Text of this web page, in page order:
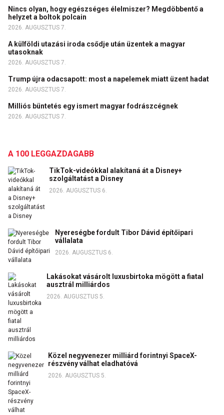
Nincs olyan, hogy egészséges élelmiszer? Megdöbbentő a
helyzet a boltok polcain
2026. AUGUSZTUS 7.
A külföldi utazási iroda csődje után üzentek a magyar
utasoknak
2026. AUGUSZTUS 7.
Trump újra odacsapott: most a napelemek miatt üzent hadat
2026. AUGUSZTUS 7.
Milliós büntetés egy ismert magyar fodrászcégnek
2026. AUGUSZTUS 7.
A 100 LEGGAZDAGABB
TikTok-videókkal alakítaná át a Disney+
szolgáltatást a Disney
2026. AUGUSZTUS 6.
Nyereségbe fordult Tibor Dávid építőipari
vállalata
2026. AUGUSZTUS 6.
Lakásokat vásárolt luxusbirtoka mögött a fiatal
ausztrál milliárdos
2026. AUGUSZTUS 5.
Közel negyvenezer milliárd forintnyi SpaceX-
részvény válhat eladhatóvá
2026. AUGUSZTUS 5.